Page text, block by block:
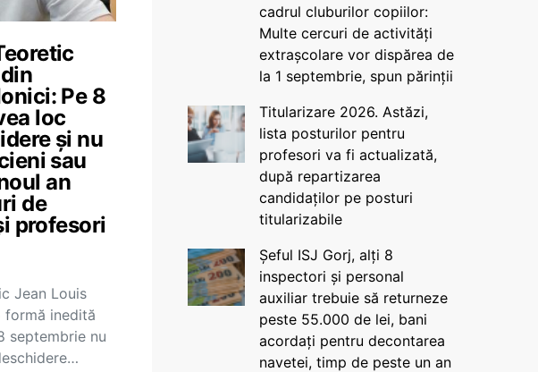
Pe 8
loc
și nu
sau
an
de
profesori
Jean Louis
formă inedită
septembrie nu
cadrul cluburilor copiilor:
Multe cercuri de activități
extrașcolare vor dispărea de
la 1 septembrie, spun părinții
Titularizare 2026. Astăzi,
lista posturilor pentru
profesori va fi actualizată,
după repartizarea
candidaților pe posturi
titularizabile
Șeful ISJ Gorj, alți 8
inspectori și personal
auxiliar trebuie să returneze
peste 55.000 de lei, bani
acordați pentru decontarea
navetei, timp de peste un an